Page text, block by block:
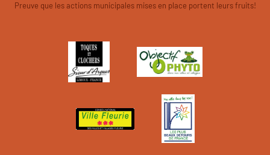
Preuve que les actions municipales mises en place portent leurs fruits!